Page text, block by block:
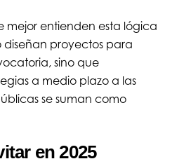
mejor entienden esta lógica
diseñan proyectos para
sino que
a medio plazo a las
se suman como
en 2025